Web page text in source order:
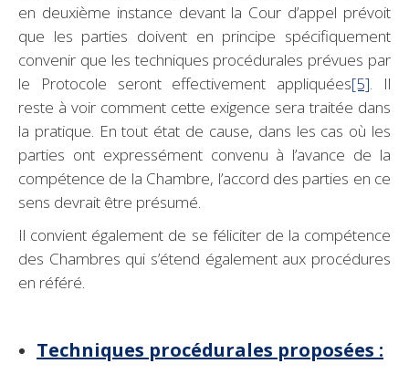
en deuxième instance devant la Cour d’appel prévoit
que les parties doivent en principe spécifiquement
convenir que les techniques procédurales prévues par
le Protocole seront effectivement appliquées[5]. Il
reste à voir comment cette exigence sera traitée dans
la pratique. En tout état de cause, dans les cas où les
parties ont expressément convenu à l’avance de la
compétence de la Chambre, l’accord des parties en ce
sens devrait être présumé.
Il convient également de se féliciter de la compétence
des Chambres qui s’étend également aux procédures
en référé.
Techniques procédurales proposées :